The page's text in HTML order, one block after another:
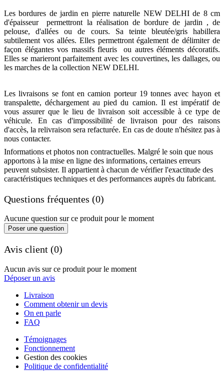
Les bordures de jardin en pierre naturelle NEW DELHI de 8 cm
d'épaisseur permettront la réalisation de bordure de jardin , de
pelouse, d'allées ou de cours. Sa teinte bleutée/gris habillera
subtilement vos allées. Elles permettront également de délimiter de
façon élégantes vos massifs fleuris ou autres éléments décoratifs.
Elles se marieront parfaitement avec les couvertines, les dallages, ou
les marches de la collection NEW DELHI.
Les livraisons se font en camion porteur 19 tonnes avec hayon et
transpalette, déchargement au pied du camion. Il est impératif de
vous assurer que le lieu de livraison soit accessible à ce type de
véhicule. En cas d'impossibilité de livraison pour des raisons
d'accès, la relivraison sera refacturée. En cas de doute n'hésitez pas à
nous contacter.
Informations et photos non contractuelles. Malgré le soin que nous
apportons à la mise en ligne des informations, certaines erreurs
peuvent subsister. Il appartient à chacun de vérifier l'exactitude des
caractéristiques techniques et des performances auprès du fabricant.
Questions fréquentes (0)
Aucune question sur ce produit pour le moment
Poser une question
Avis client (0)
Aucun avis sur ce produit pour le moment
Déposer un avis
Livraison
Comment obtenir un devis
On en parle
FAQ
Témoignages
Fonctionnement
Gestion des cookies
Politique de confidentialité